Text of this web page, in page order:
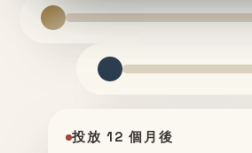
投放 12 個月後